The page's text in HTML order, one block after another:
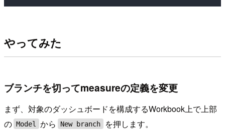
やってみた
ブランチを切ってmeasureの定義を変更
まず、対象のダッシュボードを構成するWorkbook上で上部
の Model から New branch を押します。